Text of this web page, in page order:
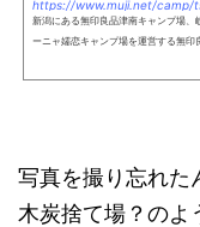
https://www.muji.net/camp/
新潟にある無印良品津南キャンプ場
ーニャ嬬恋キャンプ場を運営する無印
写真を撮り忘れた
木炭捨て場？のよ